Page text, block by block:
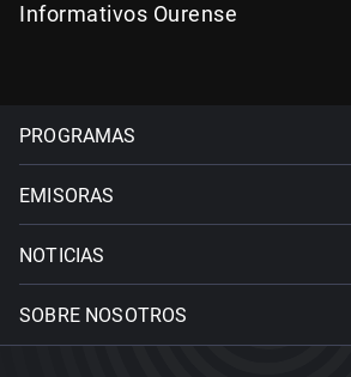
Informativos Ourense
PROGRAMAS
EMISORAS
NOTICIAS
SOBRE NOSOTROS